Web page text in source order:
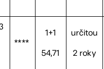
****
1+1
54,71
určitou
2 roky